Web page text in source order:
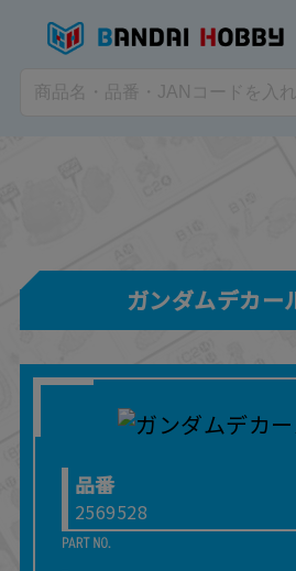
ガンダムデカー
品番
2569528